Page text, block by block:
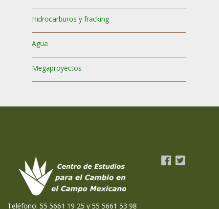
Hidrocarburos y fracking
Agua
Megaproyectos
Teléfono: 55 5661 19 25 y 55 5661 53 98